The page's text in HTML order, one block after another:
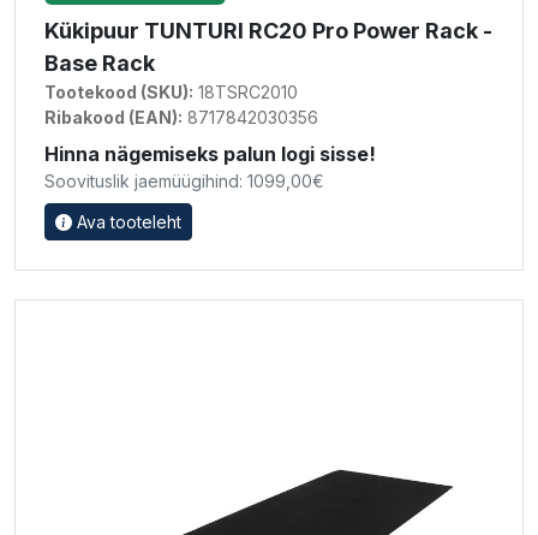
Kükipuur TUNTURI RC20 Pro Power Rack -
Base Rack
Tootekood (SKU): 18TSRC2010
Ribakood (EAN): 8717842030356
Hinna nägemiseks palun logi sisse!
Soovituslik jaemüügihind: 1099,00€
Ava tooteleht